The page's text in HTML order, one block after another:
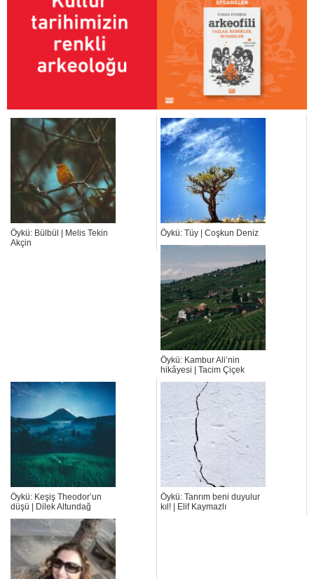
Öykü: Bülbül | Melis Tekin
Akçin
Öykü: Tüy | Coşkun Deniz
Öykü: Kambur Ali’nin
hikâyesi | Tacim Çiçek
Öykü: Keşiş Theodor’un
düşü | Dilek Altundağ
Öykü: Tanrım beni duyulur
kıl! | Elif Kaymazlı